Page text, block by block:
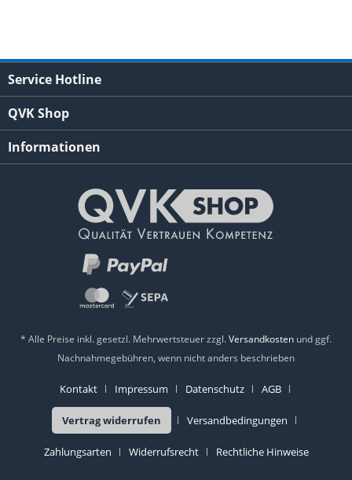
Service Hotline
QVK Shop
Informationen
* Alle Preise inkl. gesetzl. Mehrwertsteuer zzgl.Versandkosten und ggf.
Nachnahmegebühren, wenn nicht anders beschrieben
Kontakt Impressum Datenschutz AGB
Vertrag widerrufen Versandbedingungen
Zahlungsarten Widerrufsrecht Rechtliche Hinweise